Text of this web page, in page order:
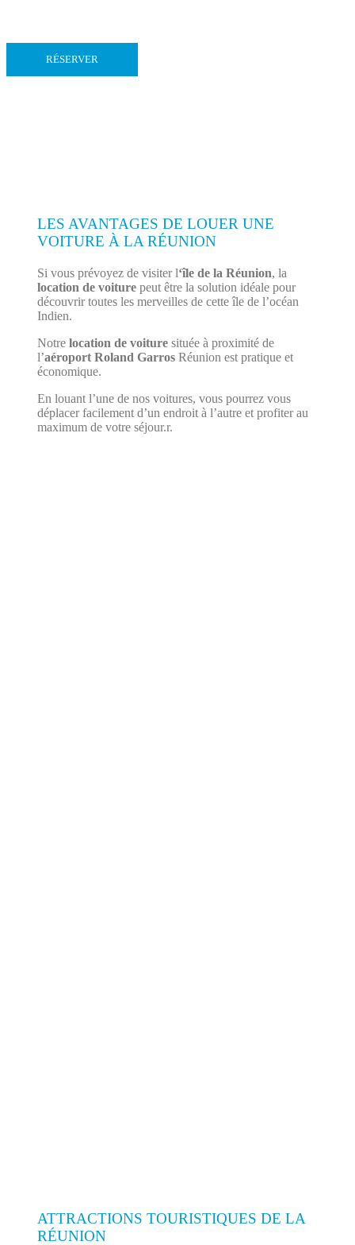
RÉSERVER
LES AVANTAGES DE LOUER UNE
VOITURE À LA RÉUNION
Si vous prévoyez de visiter l‘île de la Réunion, la
location de voiturepeut être la solution idéale pour
découvrir toutes les merveilles de cette île de l’océan
Indien.
Notre location de voituresituée à proximité de
l’aéroport Roland GarrosRéunion est pratique et
économique.
En louant l’une de nos voitures, vous pourrez vous
déplacer facilement d’un endroit à l’autre et profiter au
maximum de votre séjour.r.
ATTRACTIONS TOURISTIQUES DE LA
RÉUNION